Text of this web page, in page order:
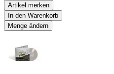
Artikel merken
In den Warenkorb
Menge ändern